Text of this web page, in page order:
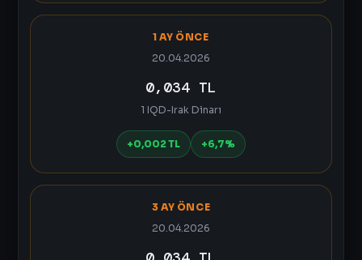
1 AY ÖNCE
20.04.2026
0,034 TL
1 IQD-Irak Dinarı
+0,002 TL +6,7%
3 AY ÖNCE
20.04.2026